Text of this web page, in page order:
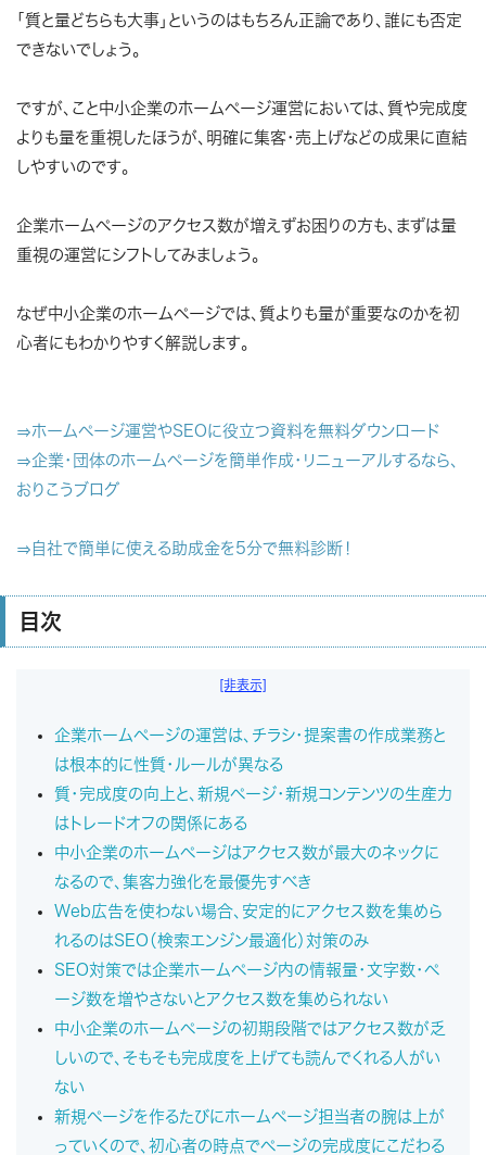
「質と量どちらも大事」というのはもちろん正論であり、誰にも否定
できないでしょう。
ですが、こと中小企業のホームページ運営においては、質や完成度
よりも量を重視したほうが、明確に集客・売上げなどの成果に直結
しやすいのです。
企業ホームページのアクセス数が増えずお困りの方も、まずは量
重視の運営にシフトしてみましょう。
なぜ中小企業のホームページでは、質よりも量が重要なのかを初
心者にもわかりやすく解説します。
⇒ホームページ運営やSEOに役立つ資料を無料ダウンロード
⇒企業・団体のホームページを簡単作成・リニューアルするなら、
おりこうブログ
⇒自社で簡単に使える助成金を5分で無料診断！
目次
[非表示]
企業ホームページの運営は、チラシ・提案書の作成業務と
は根本的に性質・ルールが異なる
質・完成度の向上と、新規ページ・新規コンテンツの生産力
はトレードオフの関係にある
中小企業のホームページはアクセス数が最大のネックに
なるので、集客力強化を最優先すべき
Web広告を使わない場合、安定的にアクセス数を集めら
れるのはSEO（検索エンジン最適化）対策のみ
SEO対策では企業ホームページ内の情報量・文字数・ペ
ージ数を増やさないとアクセス数を集められない
中小企業のホームページの初期段階ではアクセス数が乏
しいので、そもそも完成度を上げても読んでくれる人がい
ない
新規ページを作るたびにホームページ担当者の腕は上が
っていくので、初心者の時点でページの完成度にこだわる